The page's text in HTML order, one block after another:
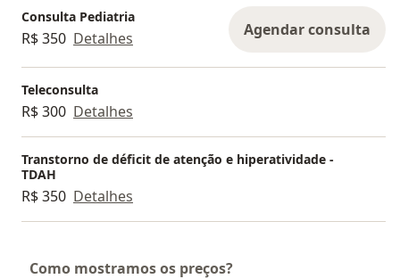
Consulta Pediatria
R$ 350 Detalhes Agendar consulta
Teleconsulta
R$ 300 Detalhes
Transtorno de déficit de atenção e hiperatividade -
TDAH
R$ 350 Detalhes
Como mostramos os preços?